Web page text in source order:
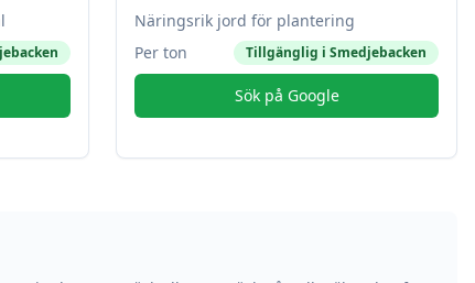
Näringsrik jord för plantering
Per ton
Tillgänglig i Smedjebacken
Sök på Google